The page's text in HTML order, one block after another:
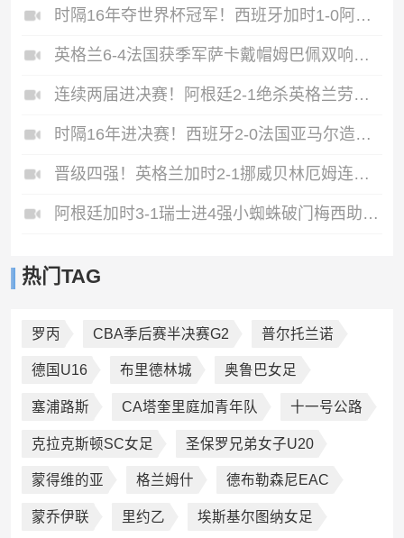
时隔16年夺世界杯冠军！西班牙加时1-0阿根廷费兰制胜恩佐染红
英格兰6-4法国获季军萨卡戴帽姆巴佩双响创纪录奥利塞2助+失良机
连续两届进决赛！阿根廷2-1绝杀英格兰劳塔罗恩佐破门梅西两助攻
时隔16年进决赛！西班牙2-0法国亚马尔造点奥亚萨瓦尔、波罗破门
晋级四强！英格兰加时2-1挪威贝林厄姆连场双响谢尔德鲁普破门
阿根廷加时3-1瑞士进4强小蜘蛛破门梅西助攻麦卡恩博洛假摔染红
热门TAG
罗丙 CBA季后赛半决赛G2 普尔托兰诺
德国U16 布里德林城 奥鲁巴女足
塞浦路斯 CA塔奎里庭加青年队 十一号公路
克拉克斯顿SC女足 圣保罗兄弟女子U20
蒙得维的亚 格兰姆什 德布勒森尼EAC
蒙乔伊联 里约乙 埃斯基尔图纳女足